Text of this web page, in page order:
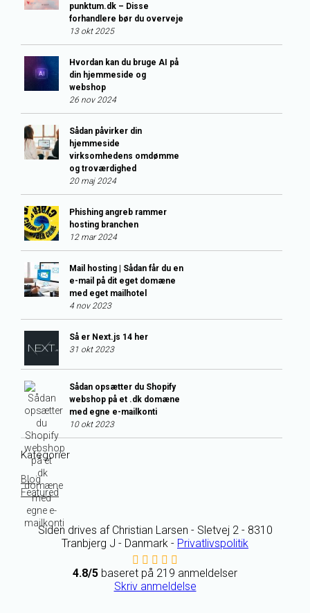
punktum.dk – Disse
forhandlere bør du overveje
13 okt 2025
Hvordan kan du bruge AI på
din hjemmeside og
webshop
26 nov 2024
Sådan påvirker din
hjemmeside
virksomhedens omdømme
og troværdighed
20 maj 2024
Phishing angreb rammer
hosting branchen
12 mar 2024
Mail hosting | Sådan får du en
e-mail på dit eget domæne
med eget mailhotel
4 nov 2023
Så er Next.js 14 her
31 okt 2023
Sådan opsætter du Shopify
webshop på et .dk domæne
med egne e-mailkonti
10 okt 2023
Kategorier
Blog
Featured
Siden drives af Christian Larsen - Sletvej 2 - 8310
Tranbjerg J - Danmark - Privatlivspolitik
4.8/5 baseret på 219 anmeldelser
Skriv anmeldelse